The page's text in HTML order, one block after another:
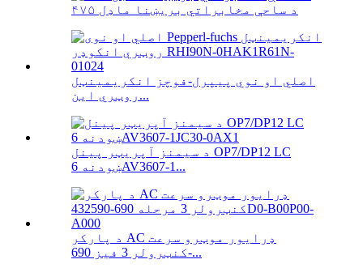
۴۷۵ د ساحې مخابراتي بریښنا ماډل
اصلي او نوي پیپرل-فوچز انکریمینټل
روټري این...
د سیمنز آپریټر پینل OP7/DP12 LC
ښودنه 6AV3607-1...
د پارکر AC ډرایور موټرو سرعت
کنټرولر 3 فیز 690-...